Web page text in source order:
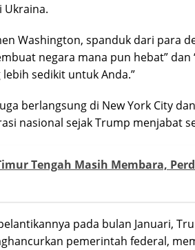
Ukraina.
Washington, spanduk dari para
negara mana pun hebat” dan
sedikit untuk Anda.”
berlangsung di New York City
nasional sejak Trump menjabat
Tengah Masih Membara,
pada bulan Januari,
pemerintah federal,